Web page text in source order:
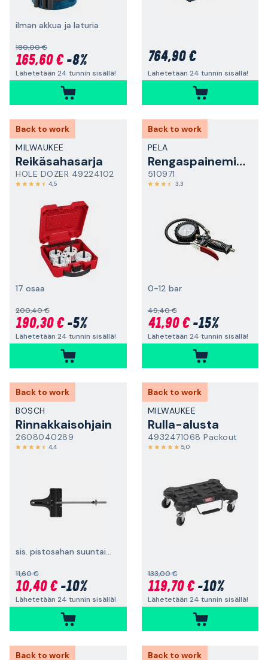
ilman akkua ja laturia
180,00 €
165,60 €-8%
Lähetetään 24 tunnin sisällä!
764,90 €
Lähetetään 24 tunnin sisällä!
Back to work
MILWAUKEE
Reikäsahasarja
HOLE DOZER 49224102
4,5
17 osaa
200,40 €
190,30 €-5%
Lähetetään 24 tunnin sisällä!
Back to work
PELA
Rengaspainemittari
510971
3,3
0-12 bar
49,40 €
41,90 €-15%
Lähetetään 24 tunnin sisällä!
Back to work
BOSCH
Rinnakkaisohjain
2608040289
4,4
sis. pistosahan suuntais-/ympyräohjaimen
11,60 €
10,40 €-10%
Lähetetään 24 tunnin sisällä!
Back to work
MILWAUKEE
Rulla-alusta
4932471068 Packout
5,0
133,00 €
119,70 €-10%
Lähetetään 24 tunnin sisällä!
Back to work Back to work